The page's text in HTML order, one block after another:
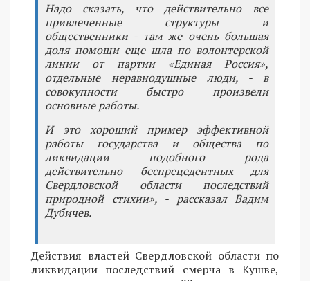
Надо сказать, что действительно все
привлеченные структуры и
общественники - там же очень большая
доля помощи еще шла по волонтерской
линии от партии «Единая Россия»,
отдельные неравнодушные люди, - в
совокупности быстро произвели
основные работы.
И это хороший пример эффективной
работы государства и общества по
ликвидации подобного рода
действительно беспрецедентных для
Свердловской области последствий
природной стихии», - рассказал Вадим
Дубичев.
Действия властей Свердловской области по
ликвидации последствий смерча в Кушве,